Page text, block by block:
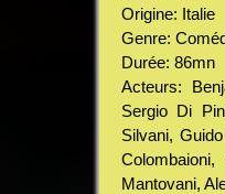
Origine: Italie
Genre:
Durée: 86mn
Acteurs:
Sergio Di
Silvani,
Mantovani,